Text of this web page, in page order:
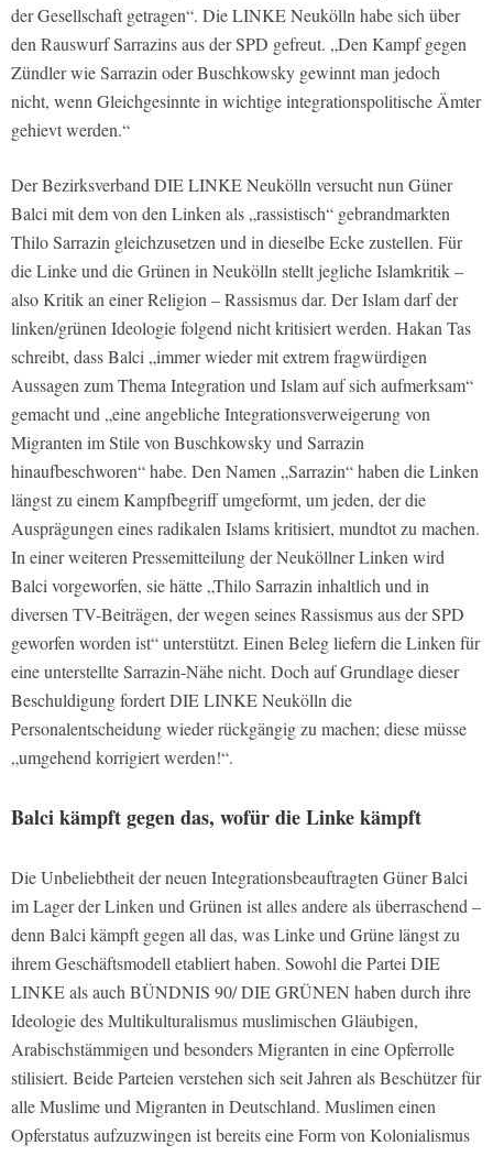
der Gesellschaft getragen“. Die LINKE Neukölln habe sich über
den Rauswurf Sarrazins aus der SPD gefreut. „Den Kampf gegen
Zündler wie Sarrazin oder Buschkowsky gewinnt man jedoch
nicht, wenn Gleichgesinnte in wichtige integrationspolitische Ämter
gehievt werden.“
Der Bezirksverband DIE LINKE Neukölln versucht nun Güner
Balci mit dem von den Linken als „rassistisch“ gebrandmarkten
Thilo Sarrazin gleichzusetzen und in dieselbe Ecke zustellen. Für
die Linke und die Grünen in Neukölln stellt jegliche Islamkritik –
also Kritik an einer Religion – Rassismus dar. Der Islam darf der
linken/grünen Ideologie folgend nicht kritisiert werden. Hakan Tas
schreibt, dass Balci „immer wieder mit extrem fragwürdigen
Aussagen zum Thema Integration und Islam auf sich aufmerksam“
gemacht und „eine angebliche Integrationsverweigerung von
Migranten im Stile von Buschkowsky und Sarrazin
hinaufbeschworen“ habe. Den Namen „Sarrazin“ haben die Linken
längst zu einem Kampfbegriff umgeformt, um jeden, der die
Ausprägungen eines radikalen Islams kritisiert, mundtot zu machen.
In einer weiteren Pressemitteilung der Neuköllner Linken wird
Balci vorgeworfen, sie hätte „Thilo Sarrazin inhaltlich und in
diversen TV-Beiträgen, der wegen seines Rassismus aus der SPD
geworfen worden ist“ unterstützt. Einen Beleg liefern die Linken für
eine unterstellte Sarrazin-Nähe nicht. Doch auf Grundlage dieser
Beschuldigung fordert DIE LINKE Neukölln die
Personalentscheidung wieder rückgängig zu machen; diese müsse
„umgehend korrigiert werden!“.
Balci kämpft gegen das, wofür die Linke kämpft
Die Unbeliebtheit der neuen Integrationsbeauftragten Güner Balci
im Lager der Linken und Grünen ist alles andere als überraschend –
denn Balci kämpft gegen all das, was Linke und Grüne längst zu
ihrem Geschäftsmodell etabliert haben. Sowohl die Partei DIE
LINKE als auch BÜNDNIS 90/ DIE GRÜNEN haben durch ihre
Ideologie des Multikulturalismus muslimischen Gläubigen,
Arabischstämmigen und besonders Migranten in eine Opferrolle
stilisiert. Beide Parteien verstehen sich seit Jahren als Beschützer für
alle Muslime und Migranten in Deutschland. Muslimen einen
Opferstatus aufzuzwingen ist bereits eine Form von Kolonialismus